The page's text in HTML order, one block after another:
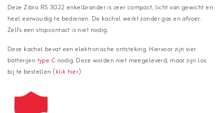
Deze Zibro RS 3022 enkelbrander is zeer compact, licht van gewicht en
heel eenvoudig te bedienen. De kachel werkt zonder gas en afvoer.
Zelfs een stopcontact is niet nodig.
Deze kachel bevat een elektronische ontsteking. Hiervoor zijn vier
batterijentype C nodig. Deze worden niet meegeleverd, maar zijn los
bij te bestellen (klik hier)